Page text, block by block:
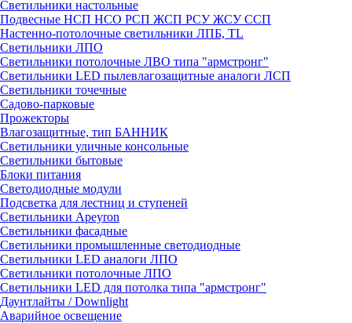
Светильники настольные
Подвесные НСП НСО РСП ЖСП РСУ ЖСУ ССП
Настенно-потолочные светильники ЛПБ, TL
Светильники ЛПО
Светильники потолочные ЛВО типа "армстронг"
Светильники LED пылевлагозащитные аналоги ЛСП
Светильники точечные
Садово-парковые
Прожекторы
Влагозащитные, тип БАННИК
Светильники уличные консольные
Светильники бытовые
Блоки питания
Светодиодные модули
Подсветка для лестниц и ступеней
Светильники Apeyron
Светильники фасадные
Светильники промышленные светодиодные
Светильники LED аналоги ЛПО
Светильники потолочные ЛПО
Светильники LED для потолка типа "армстронг"
Даунтлайты / Downlight
Аварийное освещение